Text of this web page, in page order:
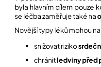
byla hlavním cílem pouze
se léčba zaměřuje také na
Novější typy léků mohou
snižovat riziko
chránitledviny před